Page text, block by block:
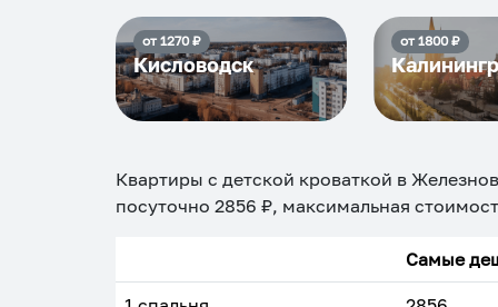
от 1270₽
Кисловодск
от 1800₽
Квартиры с детской кроваткой в
посуточно 2856 ₽, максимальная
Самые